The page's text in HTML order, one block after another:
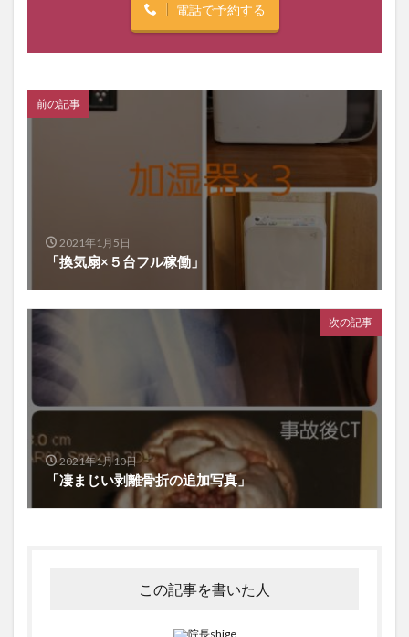
電話で予約する
前の記事
2021年1月5日
「換気扇×５台フル稼働」
次の記事
2021年1月10日
「凄まじい剥離骨折の追加写真」
この記事を書いた人